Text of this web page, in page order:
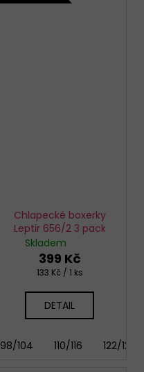
134/140 146/152
Chlapecké boxerky
Leptir 656/2 3 pack
Skladem
399 Kč
Měrná
133 Kč / 1 ks
DETAIL
98/104 110/116 122/128